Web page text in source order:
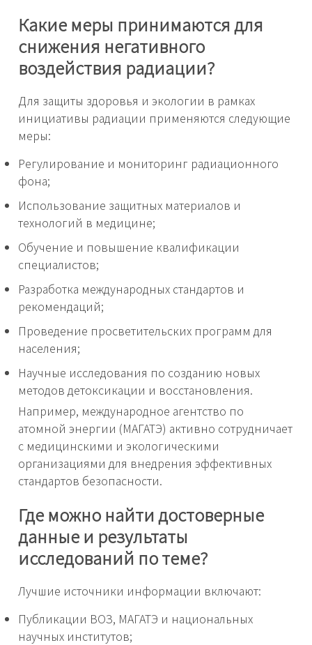
Какие меры принимаются для
снижения негативного
воздействия радиации?
Для защиты здоровья и экологии в рамках
инициативы радиации применяются следующие
меры:
Регулирование и мониторинг радиационного
фона;
Использование защитных материалов и
технологий в медицине;
Обучение и повышение квалификации
специалистов;
Разработка международных стандартов и
рекомендаций;
Проведение просветительских программ для
населения;
Научные исследования по созданию новых
методов детоксикации и восстановления.
Например, международное агентство по
атомной энергии (МАГАТЭ) активно сотрудничает
с медицинскими и экологическими
организациями для внедрения эффективных
стандартов безопасности.
Где можно найти достоверные
данные и результаты
исследований по теме?
Лучшие источники информации включают:
Публикации ВОЗ, МАГАТЭ и национальных
научных институтов;